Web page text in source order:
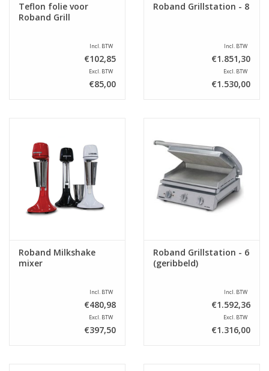
Teflon folie voor
Roband Grill
Incl. BTW
€102,85
Excl. BTW
€85,00
Roband Grillstation - 8
Incl. BTW
€1.851,30
Excl. BTW
€1.530,00
Roband Milkshake
mixer
Incl. BTW
€480,98
Excl. BTW
€397,50
Roband Grillstation - 6
(geribbeld)
Incl. BTW
€1.592,36
Excl. BTW
€1.316,00